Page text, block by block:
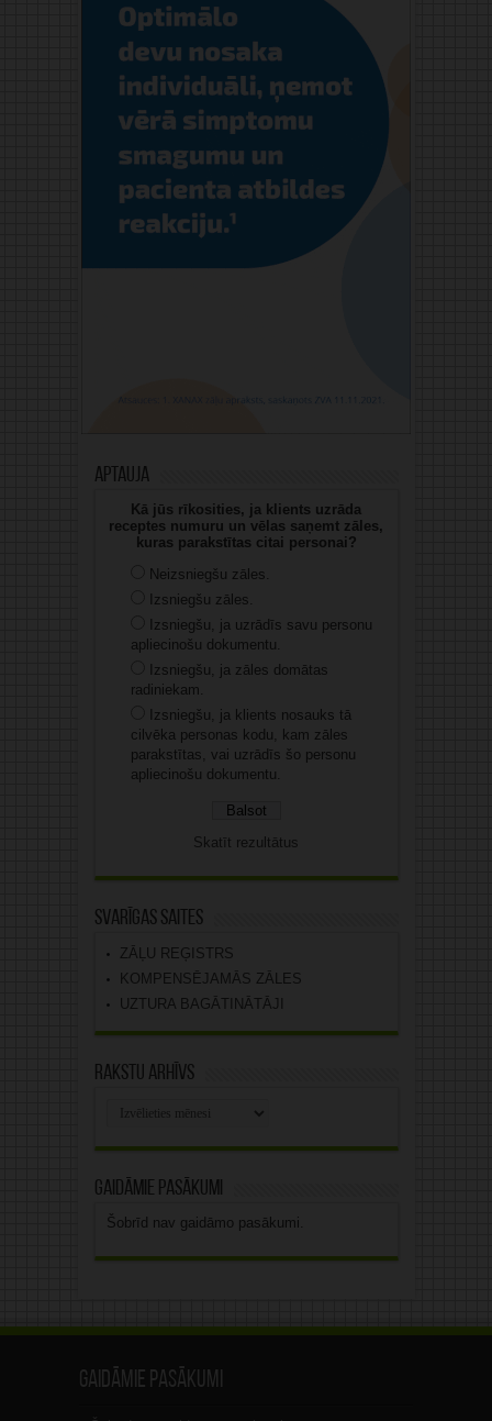
Aptauja
Kā jūs rīkosities, ja klients uzrāda
receptes numuru un vēlas saņemt zāles,
kuras parakstītas citai personai?
Neizsniegšu zāles.
Izsniegšu zāles.
Izsniegšu, ja uzrādīs savu personu
apliecinošu dokumentu.
Izsniegšu, ja zāles domātas
radiniekam.
Izsniegšu, ja klients nosauks tā
cilvēka personas kodu, kam zāles
parakstītas, vai uzrādīs šo personu
apliecinošu dokumentu.
Skatīt rezultātus
Svarīgas saites
ZĀĻU REĢISTRS
KOMPENSĒJAMĀS ZĀLES
UZTURA BAGĀTINĀTĀJI
Rakstu arhīvs
Gaidāmie pasākumi
Šobrīd nav gaidāmo pasākumi.
Gaidāmie pasākumi